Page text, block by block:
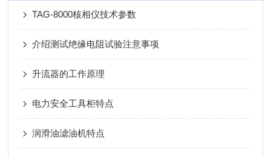
TAG-8000核相仪技术参数
介绍测试绝缘电阻试验注意事项
升流器的工作原理
电力安全工具柜特点
润滑油滤油机特点